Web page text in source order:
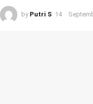
by Putri S